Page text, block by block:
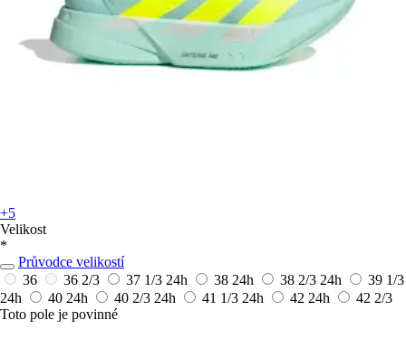
+5
Velikost
*
Průvodce velikostí
36
36 2/3 37 1/3 24h 38 24h 38 2/3 24h
39 1/3
24h
40 24h 40 2/3 24h 41 1/3 24h 42 24h
42 2/3
Toto pole je povinné